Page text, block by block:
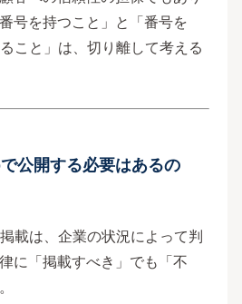
号を持つこと」と「番号を
こと」は、切り離して考える
公開する必要はあるの
載は、企業の状況によって判
に「掲載すべき」でも「不